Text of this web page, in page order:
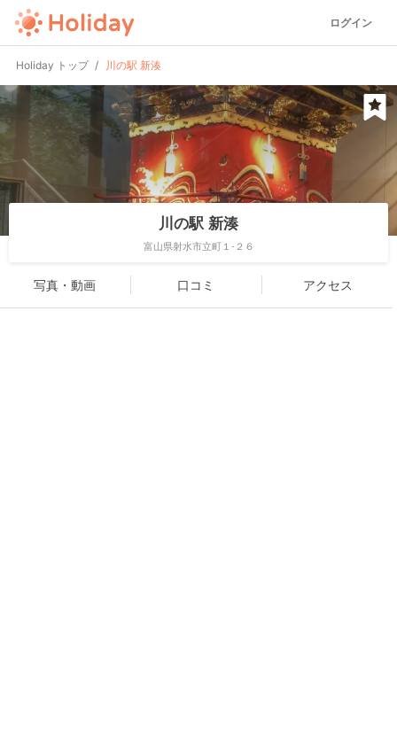
ログイン
Holiday トップ 川の駅 新湊
川の駅 新湊
富山県射水市立町１-２６
写真・動画 口コミ アクセス